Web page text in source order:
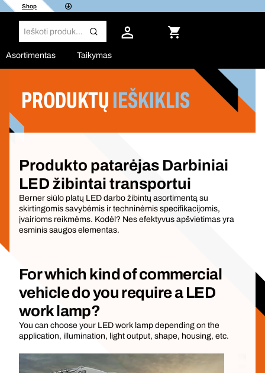
Shop
Asortimentas Taikymas
PRODUKTŲ IEŠKIKLIS
Produkto patarėjas Darbiniai
LED žibintai transportui
Berner siūlo platų LED darbo žibintų asortimentą su
skirtingomis savybėmis ir techninėmis specifikacijomis,
įvairioms reikmėms. Kodėl? Nes efektyvus apšvietimas yra
esminis saugos elementas.
For which kind of commercial
vehicle do you require a LED
work lamp?
You can choose your LED work lamp depending on the
application, illumination, light output, shape, housing, etc.
Filtras